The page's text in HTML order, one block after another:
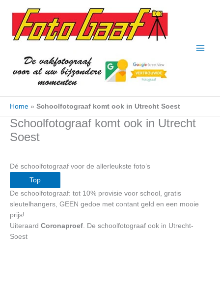
naar
inhoud
Home » Schoolfotograaf komt ook in Utrecht Soest
Schoolfotograaf komt ook in Utrecht
Soest
Dé schoolfotograaf voor de allerleukste foto’s
Top
De schoolfotograaf: tot 10% provisie voor school, gratis
sleutelhangers, GEEN gedoe met contant geld en een mooie
prijs!
Uiteraard Coronaproef . De schoolfotograaf ook in Utrecht-
Soest